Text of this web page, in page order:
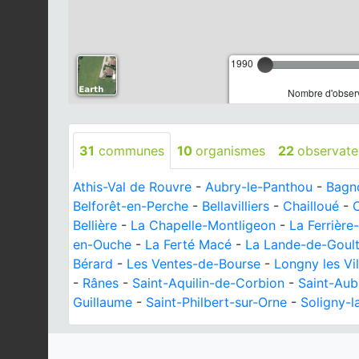
1990
Nombre
31 communes 10 organismes 22
Athis-Val de Rouvre - Aubry-le-Panthou -
Belforêt-en-Perche - Bellavilliers - Chailloué -
Bellière - La Chapelle-Montligeon - La
en-Ouche - La Ferté Macé - La Lande-de-Goult
Bérard - Les Ventes-de-Bourse - Longny les
- Rânes - Saint-Aquilin-de-Corbion - Saint-
Guillaume - Saint-Philbert-sur-Orne - Soligny-